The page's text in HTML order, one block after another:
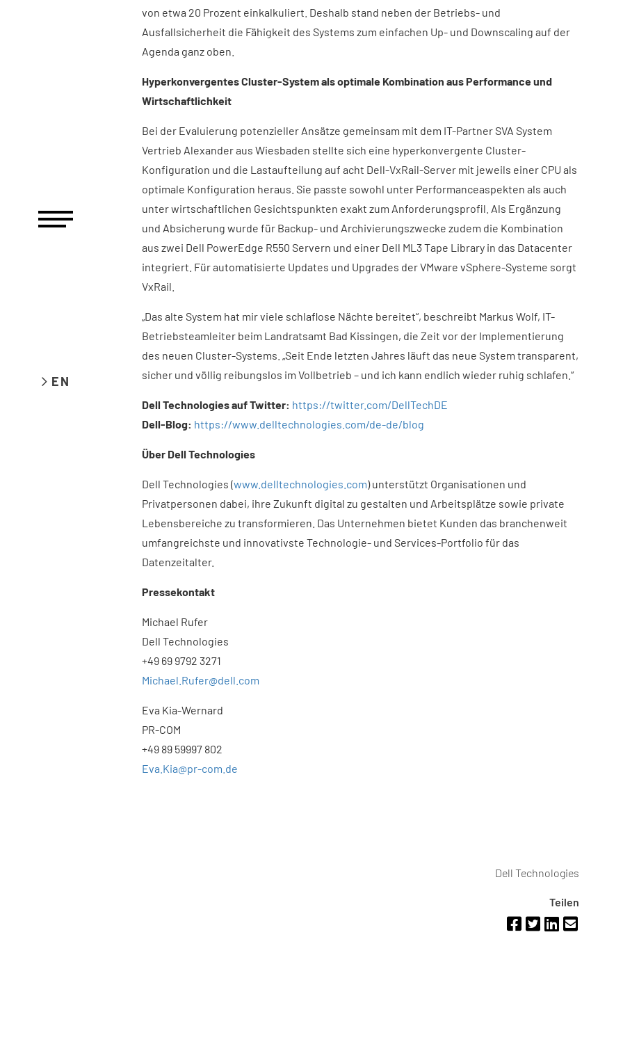
EN
von etwa 20 Prozent einkalkuliert. Deshalb stand neben der Betriebs- und
Ausfallsicherheit die Fähigkeit des Systems zum einfachen Up- und Downscaling auf der
Agenda ganz oben.
Hyperkonvergentes Cluster-System als optimale Kombination aus Performance und
Wirtschaftlichkeit​
Bei der Evaluierung potenzieller Ansätze gemeinsam mit dem IT-Partner SVA System
Vertrieb Alexander aus Wiesbaden stellte sich eine hyperkonvergente Cluster-
Konfiguration und die Lastaufteilung auf acht Dell-VxRail-Server mit jeweils einer CPU als
optimale Konfiguration heraus. Sie passte sowohl unter Performanceaspekten als auch
unter wirtschaftlichen Gesichtspunkten exakt zum Anforderungsprofil. Als Ergänzung
und Absicherung wurde für Backup- und Archivierungszwecke zudem die Kombination
aus zwei Dell PowerEdge R550 Servern und einer Dell ML3 Tape Library in das Datacenter
integriert. Für automatisierte Updates und Upgrades der VMware vSphere-Systeme sorgt
VxRail.
„Das alte System hat mir viele schlaflose Nächte bereitet“, beschreibt Markus Wolf, IT-
Betriebsteamleiter beim Landratsamt Bad Kissingen, die Zeit vor der Implementierung
des neuen Cluster-Systems. „Seit Ende letzten Jahres läuft das neue System transparent,
sicher und völlig reibungslos im Vollbetrieb – und ich kann endlich wieder ruhig schlafen.“
Dell Technologies auf Twitter: https://twitter.com/DellTechDE
Dell-Blog: https://www.delltechnologies.com/de-de/blog
Über Dell Technologies
Dell Technologies (www.delltechnologies.com) unterstützt Organisationen und
Privatpersonen dabei, ihre Zukunft digital zu gestalten und Arbeitsplätze sowie private
Lebensbereiche zu transformieren. Das Unternehmen bietet Kunden das branchenweit
umfangreichste und innovativste Technologie- und Services-Portfolio für das
Datenzeitalter.
Pressekontakt
Michael Rufer
Dell Technologies
+49 69 9792 3271
Michael.Rufer@dell.com
Eva Kia-Wernard
PR-COM
+49 89 59997 802
Eva.Kia@pr-com.de
Dell Technologies
Teilen